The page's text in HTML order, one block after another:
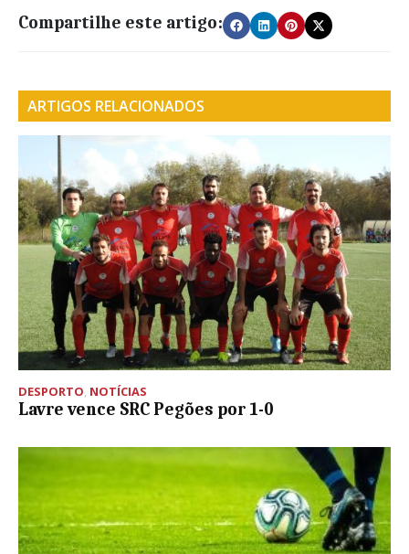
Compartilhe este artigo:
ARTIGOS RELACIONADOS
DESPORTO, NOTÍCIAS
Lavre vence SRC Pegões por 1-0